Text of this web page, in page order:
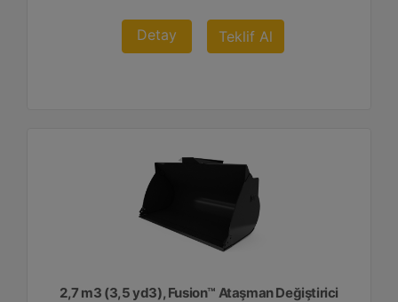
Detay Teklif Al
2,7 m3 (3,5 yd3), Fusion™ Ataşman Değiştirici